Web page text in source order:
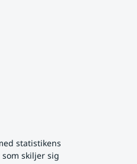
statistikens
skiljer sig